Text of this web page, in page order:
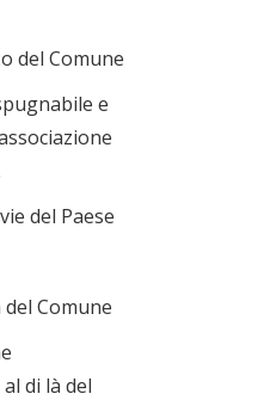
del Comune
e
del Paese
del Comune
di là del